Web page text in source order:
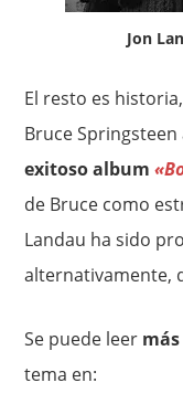
Jon
El resto es
Bruce
exitoso album
de Bruce como
Landau ha sido
alternativamente,
Se puede leer
tema en: